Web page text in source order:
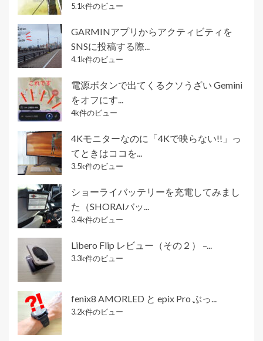
5.1k件のビュー
GARMINアプリからアクティビティを
SNSに投稿する際...
4.1k件のビュー
電源ボタンで出てくるクソうざい Gemini
をオフにす...
4k件のビュー
4Kモニターなのに「4Kで映らない!!」っ
てときはココを...
3.5k件のビュー
ショーライバッテリーを充電してみまし
た（SHORAIバッ...
3.4k件のビュー
Libero Flip レビュー（その２） –...
3.3k件のビュー
fenix8 AMORLED と epix Pro ぶっ...
3.2k件のビュー